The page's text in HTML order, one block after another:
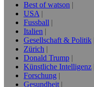
Best of watson
USA
Fussball
Italien
Gesellschaft & Politik
Zürich
Donald Trump
Künstliche Intelligenz
Forschung
Gesundheit